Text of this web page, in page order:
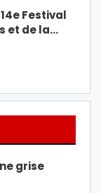
Festival
et de la…
grise